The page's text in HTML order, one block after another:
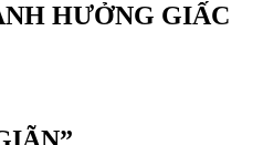
HƯỞNG GIẤC